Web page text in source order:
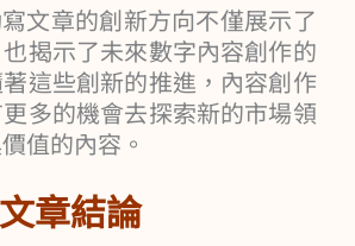
文章的創新方向不僅展示了
揭示了未來數字內容創作的
這些創新的推進，內容創作
多的機會去探索新的市場領
值的內容。
章結論